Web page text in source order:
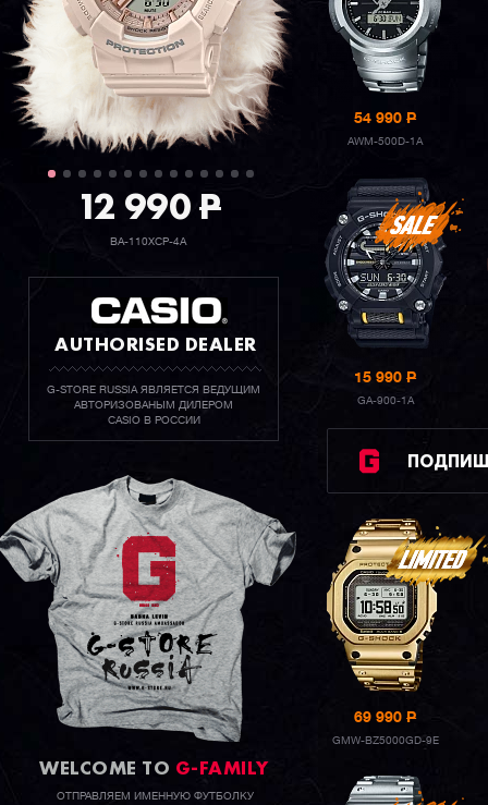
12 990P
BA-110XCP-4A
AUTHORISED DEALER
G-STORE RUSSIA ЯВЛЯЕТСЯ ВЕДУЩИМ
АВТОРИЗОВАНЫМ ДИЛЕРОМ
CASIO В РОССИИ
WELCOME TO G-FAMILY
ОТПРАВЛЯЕМ ИМЕННУЮ ФУТБОЛКУ
54 990P
AWM-500D-1A
15 990P
GA-900-1A
69 990P
GMW-BZ5000GD-9E